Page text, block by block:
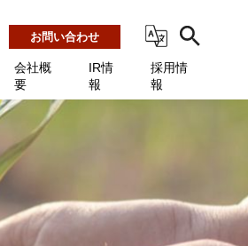
お問い合わせ
ス訓練基盤 NetQuest
に
客様へ
会社概
要
IR情
報
採用情
報